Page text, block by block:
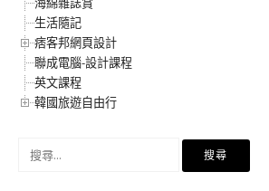
生活隨記
痞客邦網頁設計
聯成電腦-設計課程
英文課程
韓國旅遊自由行